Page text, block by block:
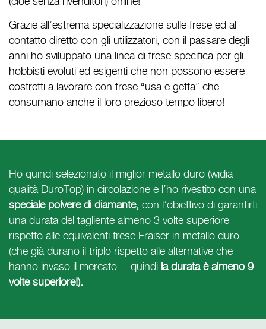
Grazie all’estrema specializzazione sulle frese ed al
contatto diretto con gli utilizzatori, con il passare degli
anni ho sviluppato una linea di frese specifica per gli
hobbisti evoluti ed esigenti che non possono essere
costretti a lavorare con frese “usa e getta” che
consumano anche il loro prezioso tempo libero!
Ho quindi selezionato il miglior metallo duro (widia
qualità DuroTop) in circolazione e l’ho rivestito con una
speciale polvere di diamante, con l’obiettivo di garantirti
una durata del tagliente almeno 3 volte superiore
rispetto alle equivalenti frese Fraiser in metallo duro
(che già durano il triplo rispetto alle alternative che
hanno invaso il mercato… quindi la durata è almeno 9
volte superiore!).